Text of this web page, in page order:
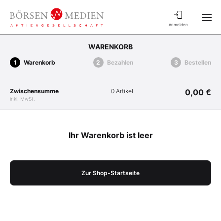
Anmelden
WARENKORB
Warenkorb Bezahlen Bestellen
Zwischensumme
inkl. MwSt.
0 Artikel 0,00 €
Ihr Warenkorb ist leer
Zur Shop-Startseite